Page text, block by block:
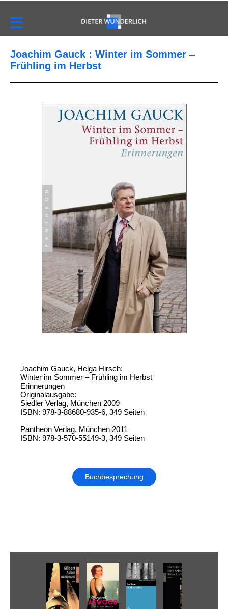
Joachim Gauck : Winter im Sommer ‒
Frühling im Herbst
Joachim Gauck, Helga Hirsch:
Winter im Sommer – Frühling im Herbst
Erinnerungen
Originalausgabe:
Siedler Verlag, München 2009
ISBN: 978-3-88680-935-6, 349 Seiten
Pantheon Verlag, München 2011
ISBN: 978-3-570-55149-3, 349 Seiten
Buchbesprechung